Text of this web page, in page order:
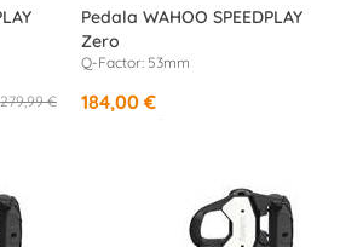
279,99 €
Pedala WAHOO SPEEDPLAY
Zero
Q-Factor: 53mm
184,00 €
/mesec